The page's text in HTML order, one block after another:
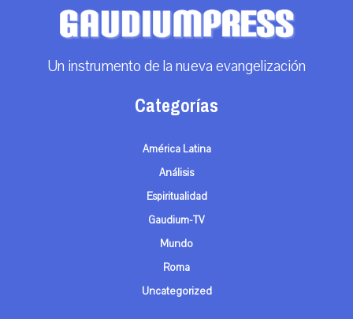
Un instrumento de la nueva evangelización
Categorías
América Latina
Análisis
Espiritualidad
Gaudium-TV
Mundo
Roma
Uncategorized